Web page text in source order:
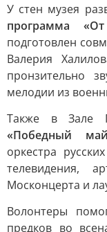
У стен музея
программа
подготовлен
Валерия
пронзительно
мелодии из
Также в Зале
«Победный
оркестра
телевидения,
Москонцерта и
Волонтеры
предков во